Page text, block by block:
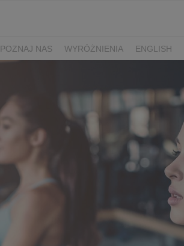
POZNAJ NAS WYRÓŻNIENIA ENGLISH